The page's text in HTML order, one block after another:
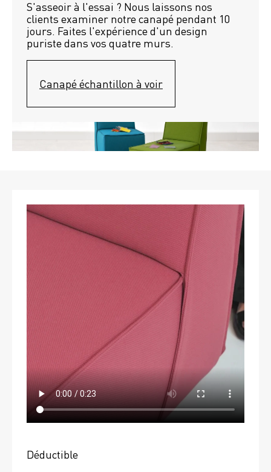
S'asseoir à l'essai ? Nous laissons nos
clients examiner notre canapé pendant 10
jours. Faites l'expérience d'un design
puriste dans vos quatre murs.
Canapé échantillon à voir
Déductible